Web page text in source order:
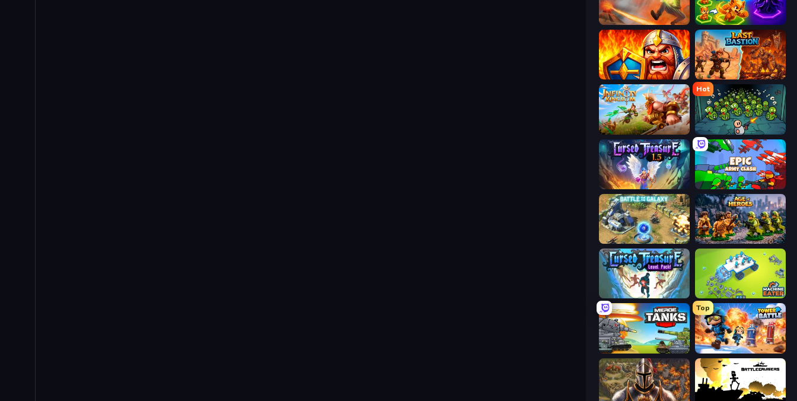
Cursed Treasure Merge Team Tactics
WarLink: Crown & Clash Last Bastion
Infinity Kingdom
Hot
Base Defence
Cursed Treasure 1.5 Epic Army Clash
Battle for the Galaxy Age of Heroes
Cursed Treasure Level Pack Machine Eater
Merge Master Tanks: Tank Wars
Top
Tower Battle